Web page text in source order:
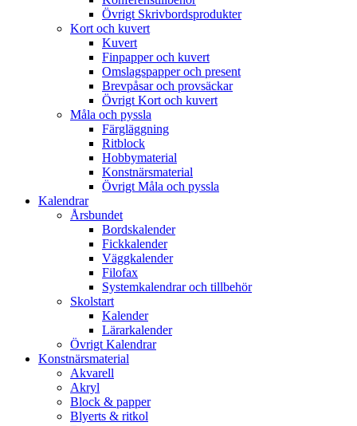
Övrigt Skrivbordsprodukter
Kort och kuvert
Kuvert
Finpapper och kuvert
Omslagspapper och present
Brevpåsar och provsäckar
Övrigt Kort och kuvert
Måla och pyssla
Färgläggning
Ritblock
Hobbymaterial
Konstnärsmaterial
Övrigt Måla och pyssla
Kalendrar
Årsbundet
Bordskalender
Fickkalender
Väggkalender
Filofax
Systemkalendrar och tillbehör
Skolstart
Kalender
Lärarkalender
Övrigt Kalendrar
Konstnärsmaterial
Akvarell
Akryl
Block & papper
Blyerts & ritkol